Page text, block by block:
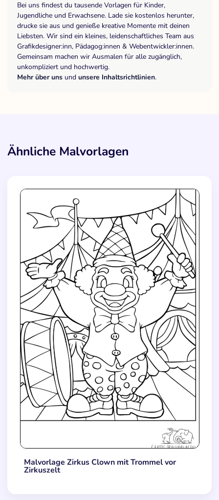
Bei uns findest du tausende Vorlagen für Kinder,
Jugendliche und Erwachsene. Lade sie kostenlos herunter,
drucke sie aus und genieße kreative Momente mit deinen
Liebsten. Wir sind ein kleines, leidenschaftliches Team aus
Grafikdesigner:inn, Pädagog:innen & Webentwickler:innen.
Gemeinsam machen wir Ausmalen für alle zugänglich,
unkompliziert und hochwertig.
Mehr über uns und unsere Inhaltsrichtlinien.
Ähnliche Malvorlagen
Malvorlage Zirkus Clown mit Trommel vor
Zirkuszelt